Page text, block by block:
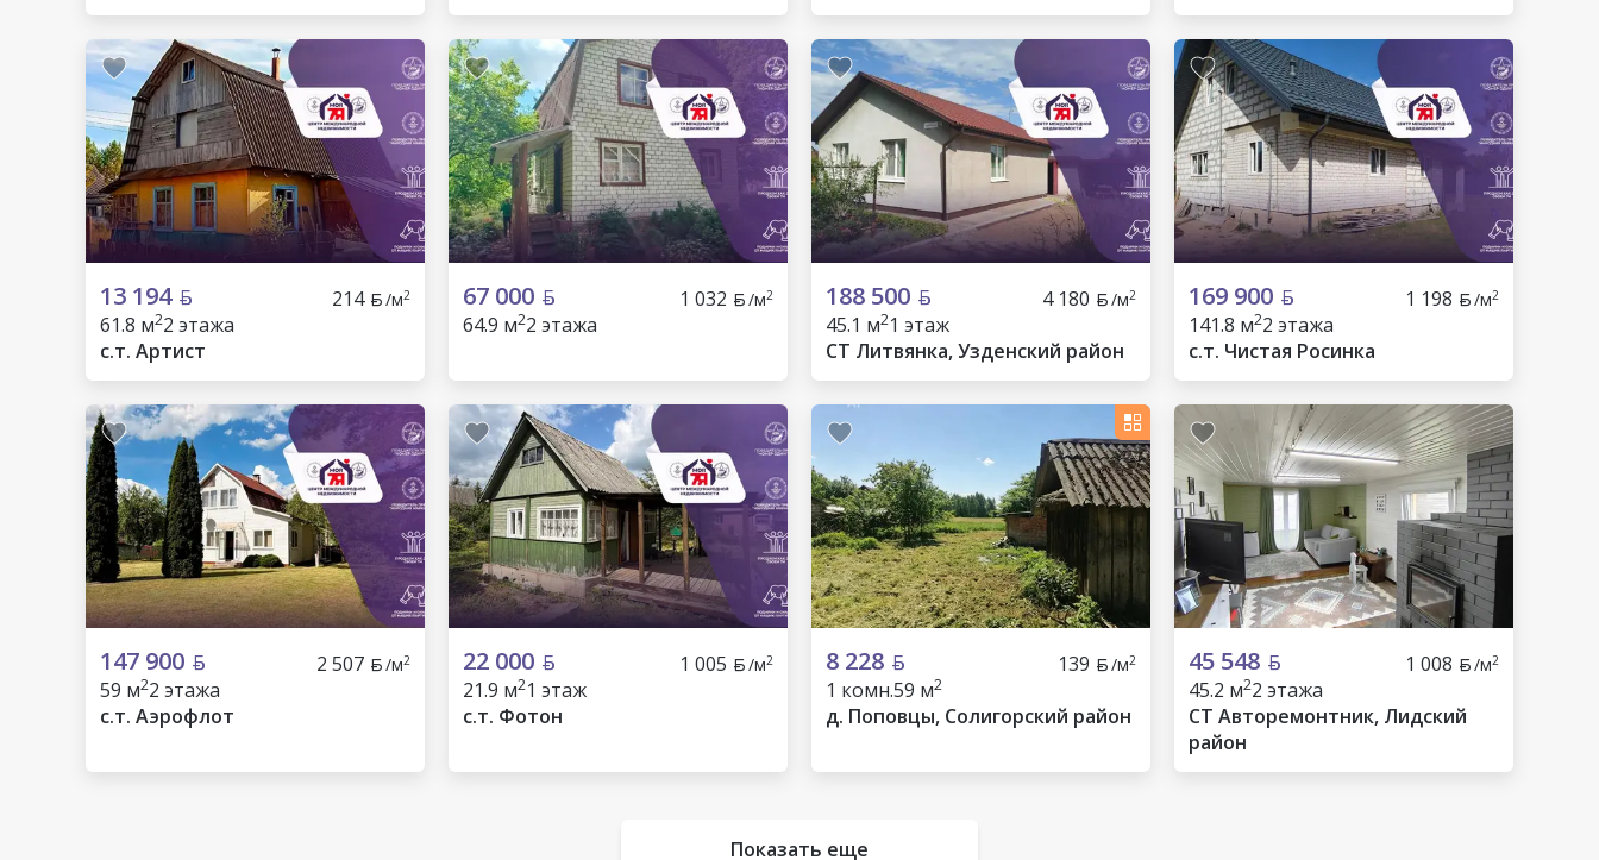
13 194 214 /м2
61.8 м22 этажа
с.т. Артист
67 000 1 032 /м2
64.9 м22 этажа
188 500 4 180 /м2
45.1 м21 этаж
СТ Литвянка, Узденский район
169 900 1 198 /м2
141.8 м22 этажа
c.т. Чистая Росинка
147 900 2 507 /м2
59 м22 этажа
с.т. Аэрофлот
22 000 1 005 /м2
21.9 м21 этаж
с.т. Фотон
8 228 139 /м2
1 комн.59 м2
д. Поповцы, Солигорский район
45 548 1 008 /м2
45.2 м22 этажа
СТ Авторемонтник, Лидский
район
Показать еще